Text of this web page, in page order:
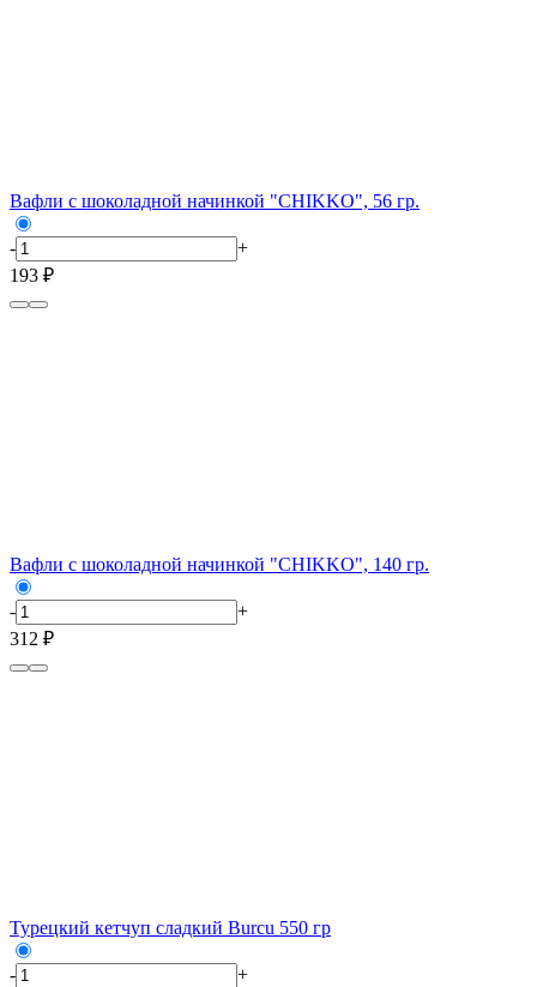
Вафли с шоколадной начинкой "CHIKKO", 56 гр.
-
+
193 ₽
Вафли с шоколадной начинкой "CHIKKO", 140 гр.
-
+
312 ₽
Турецкий кетчуп сладкий Burcu 550 гр
-
+